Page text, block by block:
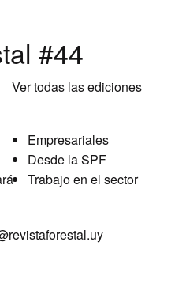
#44
Ver todas las ediciones
Empresariales
Desde la SPF
Trabajo en el sector